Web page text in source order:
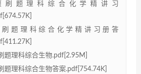
刷题理科综合化学精讲习
刷题理科综合化学精讲习册答
题理科综合生物.pdf[2.95M]
题理科综合生物答案.pdf[754.74K]